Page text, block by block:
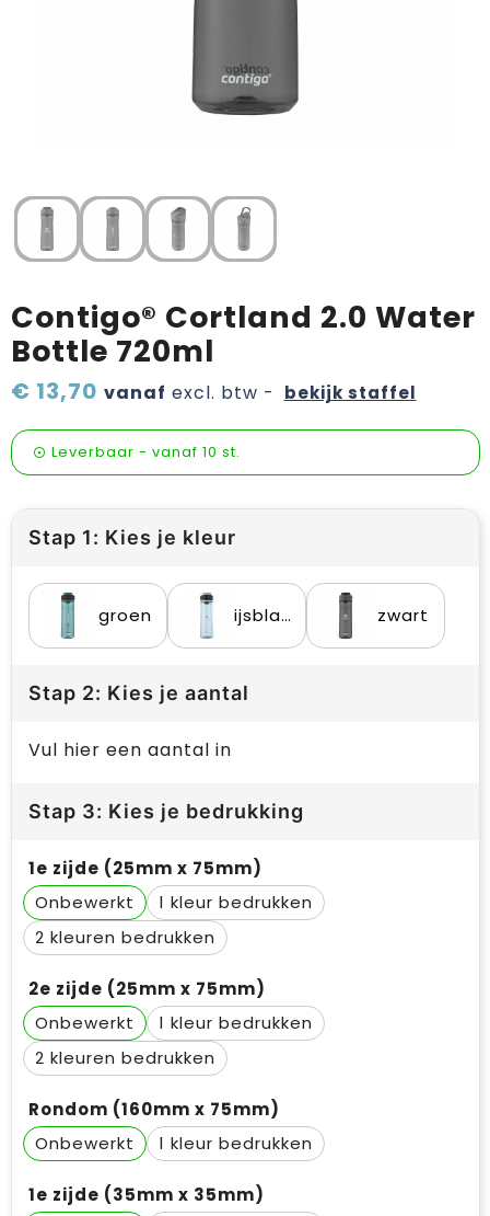
Verzorging & welness
Sinterklaas artikelen
Wijn, bier en proeverij
Zomerpakketten
Contigo® Cortland 2.0 Water
Bottle 720ml
€ 13,70 vanaf excl. btw - bekijk staffel
Leverbaar - vanaf 10 st.
Stap 1: Kies je kleur
groen ijsblauw zwart
Stap 2: Kies je aantal
Vul hier een aantal in
Stap 3: Kies je bedrukking
1e zijde (25mm x 75mm)
Onbewerkt
1
2
2e zijde (25mm x 75mm)
Onbewerkt
1
2
Rondom (160mm x 75mm)
Onbewerkt
1
1e zijde (35mm x 35mm)